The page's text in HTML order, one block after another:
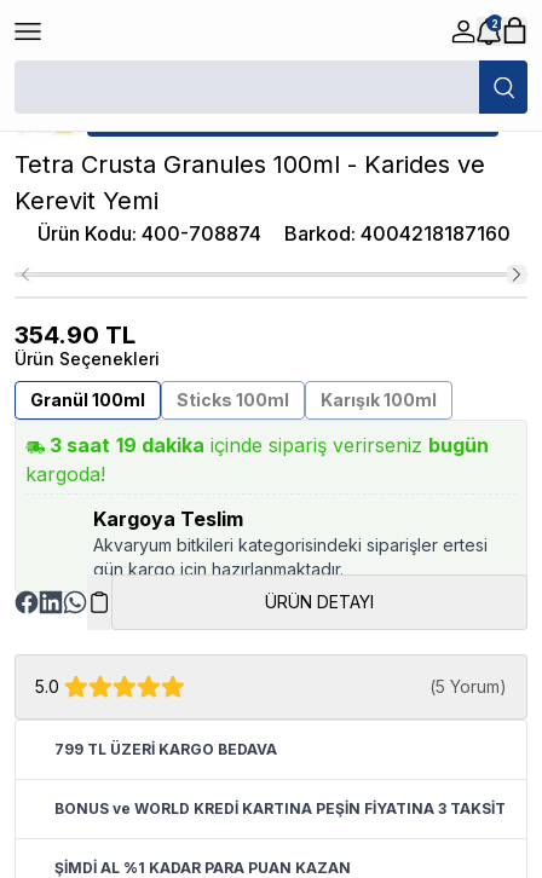
2
/ Tetra Crusta Granules 100ml - Karides ve Kerevit
★ Atakan Petshop, Tetra yetkili satıcısıdır.
Tetra Crusta Granules 100ml - Karides ve
Kerevit Yemi
Ürün Kodu: 400-708874 Barkod: 4004218187160
354.90 TL
Ürün Seçenekleri
Granül 100ml
Sticks 100ml Karışık 100ml
3 saat 19 dakika içinde sipariş verirseniz bugün
kargoda!
Kargoya Teslim
Akvaryum bitkileri kategorisindeki siparişler ertesi
gün kargo için hazırlanmaktadır.
ÜRÜN DETAYI
5.0 (5 Yorum)
799 TL ÜZERİ KARGO BEDAVA
BONUS ve WORLD KREDİ KARTINA PEŞİN FİYATINA 3 TAKSİT
ŞİMDİ AL %1 KADAR PARA PUAN KAZAN